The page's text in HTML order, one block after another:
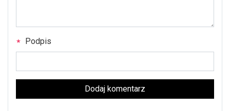
Podpis
Dodaj komentarz